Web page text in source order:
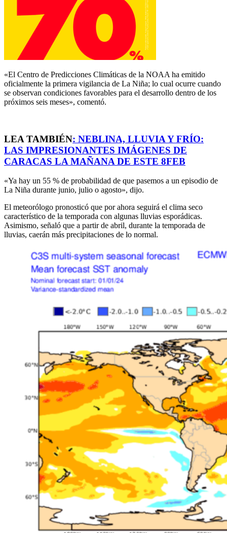
«El Centro de Predicciones Climáticas de la NOAA ha emitido
oficialmente la primera vigilancia de La Niña; lo cual ocurre cuando
se observan condiciones favorables para el desarrollo dentro de los
próximos seis meses», comentó.
LEA TAMBIÉN: NEBLINA, LLUVIA Y FRÍO:
LAS IMPRESIONANTES IMÁGENES DE
CARACAS LA MAÑANA DE ESTE 8FEB
«Ya hay un 55 % de probabilidad de que pasemos a un episodio de
La Niña durante junio, julio o agosto», dijo.
El meteorólogo pronosticó que por ahora seguirá el clima seco
característico de la temporada con algunas lluvias esporádicas.
Asimismo, señaló que a partir de abril, durante la temporada de
lluvias, caerán más precipitaciones de lo normal.